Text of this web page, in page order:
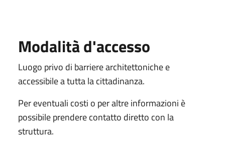
Modalità d'accesso
Luogo privo di barriere architettoniche e
accessibile a tutta la cittadinanza.
Per eventuali costi o per altre informazioni è
possibile prendere contatto diretto con la
struttura.